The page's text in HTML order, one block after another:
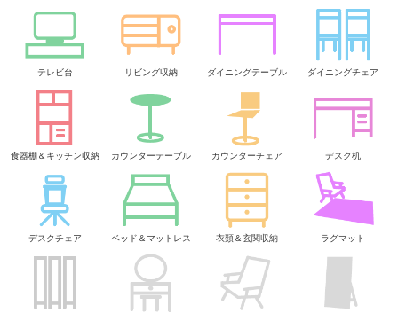
テレビ台 リビング収納 ダイニングテーブル ダイニングチェア
食器棚＆キッチン収納 カウンターテーブル カウンターチェア デスク机
デスクチェア ベッド＆マットレス 衣類＆玄関収納 ラグマット